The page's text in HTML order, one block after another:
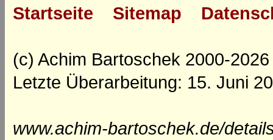
Startseite Sitemap
(c) Achim Bartoschek 2000-2026
Letzte Überarbeitung: 15. Juni
www.achim-bartoschek.de/